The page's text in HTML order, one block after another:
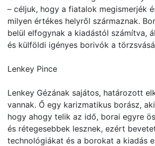
– céljuk, hogy a fiatalok megismerjék
milyen értékes helyről származnak.
belül elfogynak a kiadástól számítva,
és külföldi igényes borivók a
Lenkey Pince
Lenkey Gézának sajátos, határozott
vannak. Ő egy karizmatikus borász,
hogy ahogy telik az idő, borai egyre
és rétegesebbek lesznek, ezért
technológiákat és a borokat a kiadás